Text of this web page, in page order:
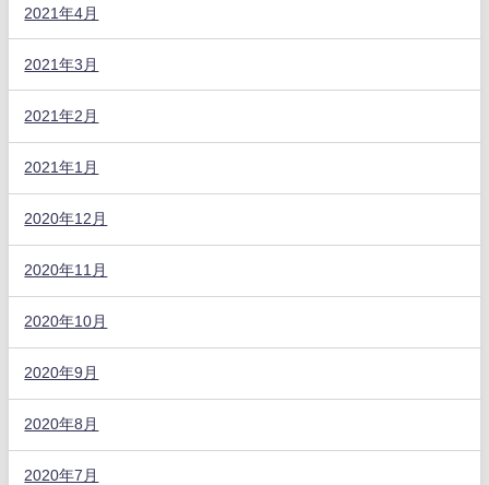
2021年4月
2021年3月
2021年2月
2021年1月
2020年12月
2020年11月
2020年10月
2020年9月
2020年8月
2020年7月